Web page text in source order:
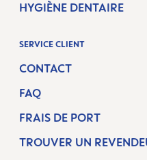
HYGIÈNE DENTAIRE
SERVICE CLIENT
CONTACT
FAQ
FRAIS DE PORT
TROUVER UN